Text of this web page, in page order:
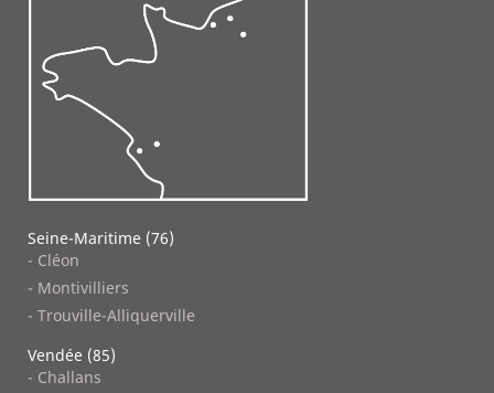
Seine-Maritime (76)
- Cléon
- Montivilliers
- Trouville-Alliquerville
Vendée (85)
- Challans